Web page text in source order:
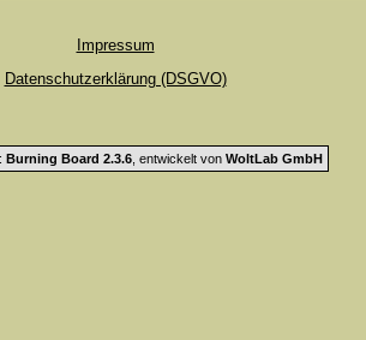
Impressum
Datenschutzerklärung (DSGVO)
Burning Board 2.3.6, entwickelt von WoltLab GmbH